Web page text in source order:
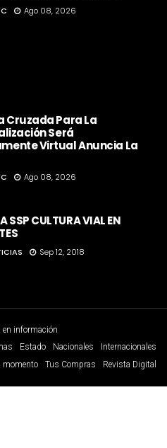
Ago 08, 2026
Cruzada Para La
Será
Virtual Anuncia La
Ago 08, 2026
SSP CULTURA VIAL EN
Sep 12, 2018
en información
Estado Nacionales
Internacionales
momento
Tus Compras Revista Digital